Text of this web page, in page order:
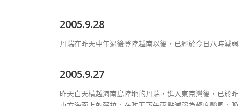
2005.9.28
丹瑞在昨天中午過後登陸越南以後，已經於今日八時減
2005.9.27
昨天白天橫越海南島陸地的丹瑞，進入東京灣後，已於